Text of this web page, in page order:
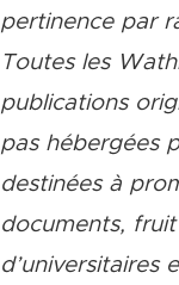
pertinence par
Toutes les
publications
pas hébergées
destinées à
documents,
d’universitaires